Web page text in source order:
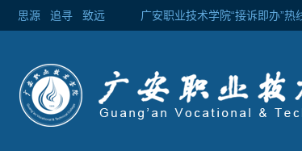
思源 追寻 致远 广安职业技术学院“接诉即办”热